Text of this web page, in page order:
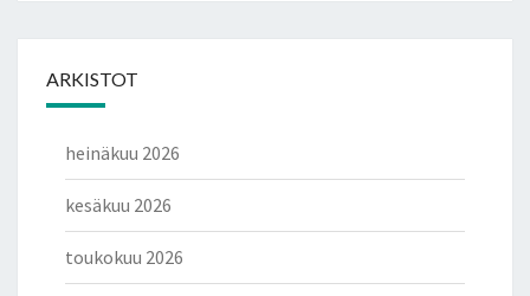
ARKISTOT
heinäkuu 2026
kesäkuu 2026
toukokuu 2026